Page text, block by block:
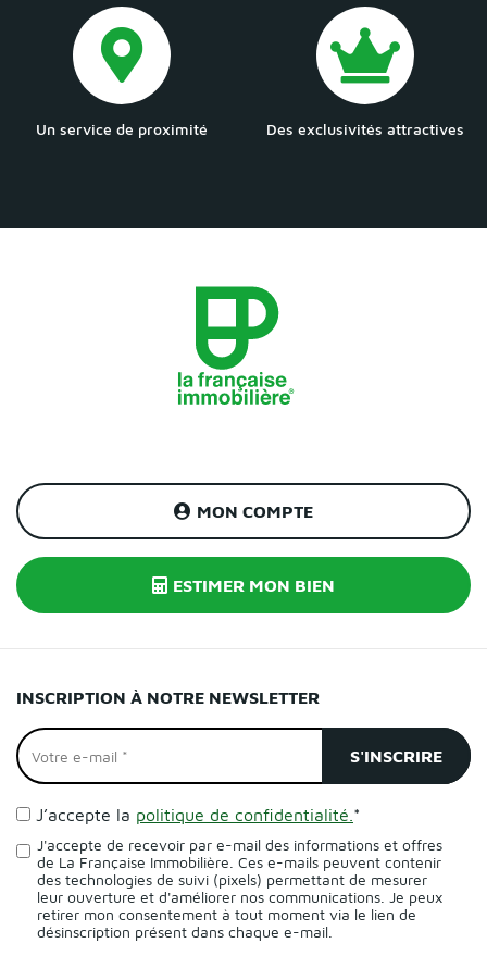
Un service de proximité Des exclusivités attractives
MON COMPTE
ESTIMER MON BIEN
INSCRIPTION À NOTRE NEWSLETTER
J’accepte la politique de confidentialité. *
J'accepte de recevoir par e-mail des informations et offres
de La Française Immobilière. Ces e-mails peuvent contenir
des technologies de suivi (pixels) permettant de mesurer
leur ouverture et d'améliorer nos communications. Je peux
retirer mon consentement à tout moment via le lien de
désinscription présent dans chaque e-mail.